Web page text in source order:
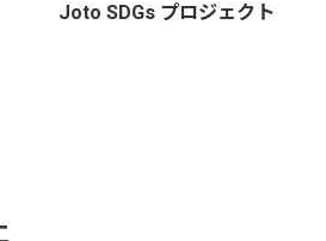
Joto SDGs プロジェクト